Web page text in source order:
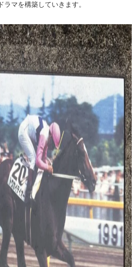
マを構築していきます。